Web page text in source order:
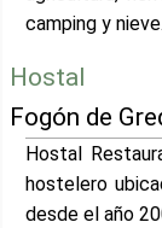
camping y
Hostal
Fogón de
Hostal
hostelero
desde el año